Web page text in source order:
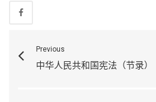
Previous
中华人民共和国宪法（节录）